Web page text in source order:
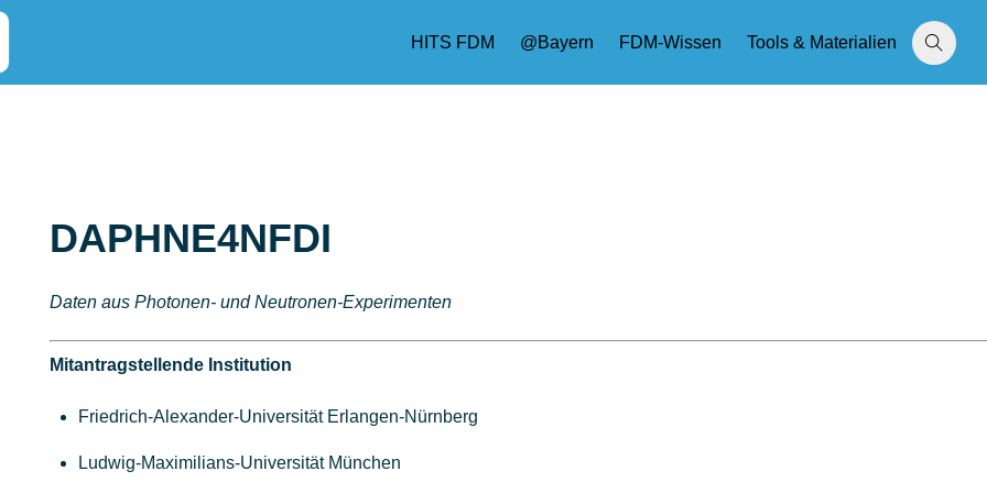
HITS FDM @Bayern FDM-Wissen Tools & Materialien
DAPHNE4NFDI
Daten aus Photonen- und Neutronen-Experimenten
Mitantragstellende Institution
Friedrich-Alexander-Universität Erlangen-Nürnberg
Ludwig-Maximilians-Universität München